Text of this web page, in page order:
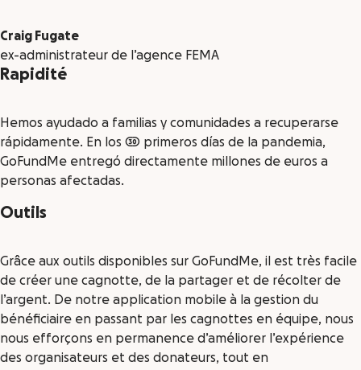
Craig Fugate
ex-administrateur de l’agence FEMA
Rapidité
Hemos ayudado a familias y comunidades a recuperarse
rápidamente. En los 30 primeros días de la pandemia,
GoFundMe entregó directamente millones de euros a
personas afectadas.
Outils
Grâce aux outils disponibles sur GoFundMe, il est très facile
de créer une cagnotte, de la partager et de récolter de
l’argent. De notre application mobile à la gestion du
bénéficiaire en passant par les cagnottes en équipe, nous
nous efforçons en permanence d’améliorer l’expérience
des organisateurs et des donateurs, tout en